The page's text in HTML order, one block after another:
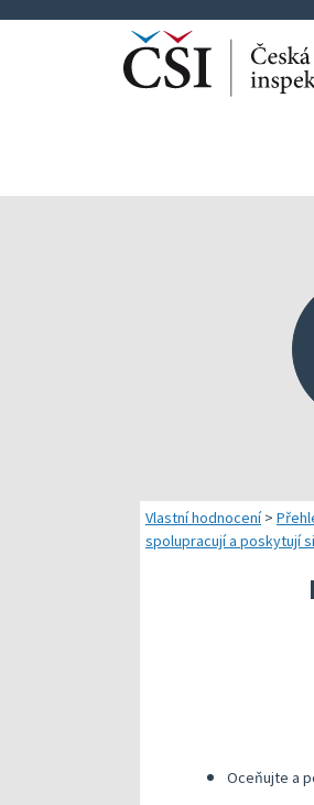
Vlastní hodnocení>
spolupracují a poskytují
Oceňujte a